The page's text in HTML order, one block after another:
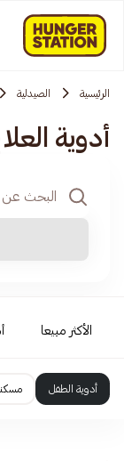
الرئيسية الصيدلية
أدوية
الأكثر مبيعا
أدوية الطفل